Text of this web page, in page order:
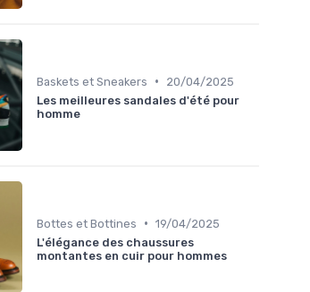
Baskets et Sneakers •
20/04/2025
Les meilleures sandales d'été pour
homme
Bottes et Bottines • 19/04/2025
L'élégance des chaussures
montantes en cuir pour hommes